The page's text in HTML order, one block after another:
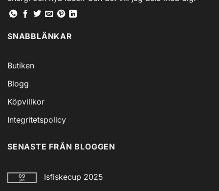
SNABBLÄNKAR
Butiken
Blogg
Köpvillkor
Integritetspolicy
SENASTE FRÅN BLOGGEN
09
jan Isfiskecup 2025